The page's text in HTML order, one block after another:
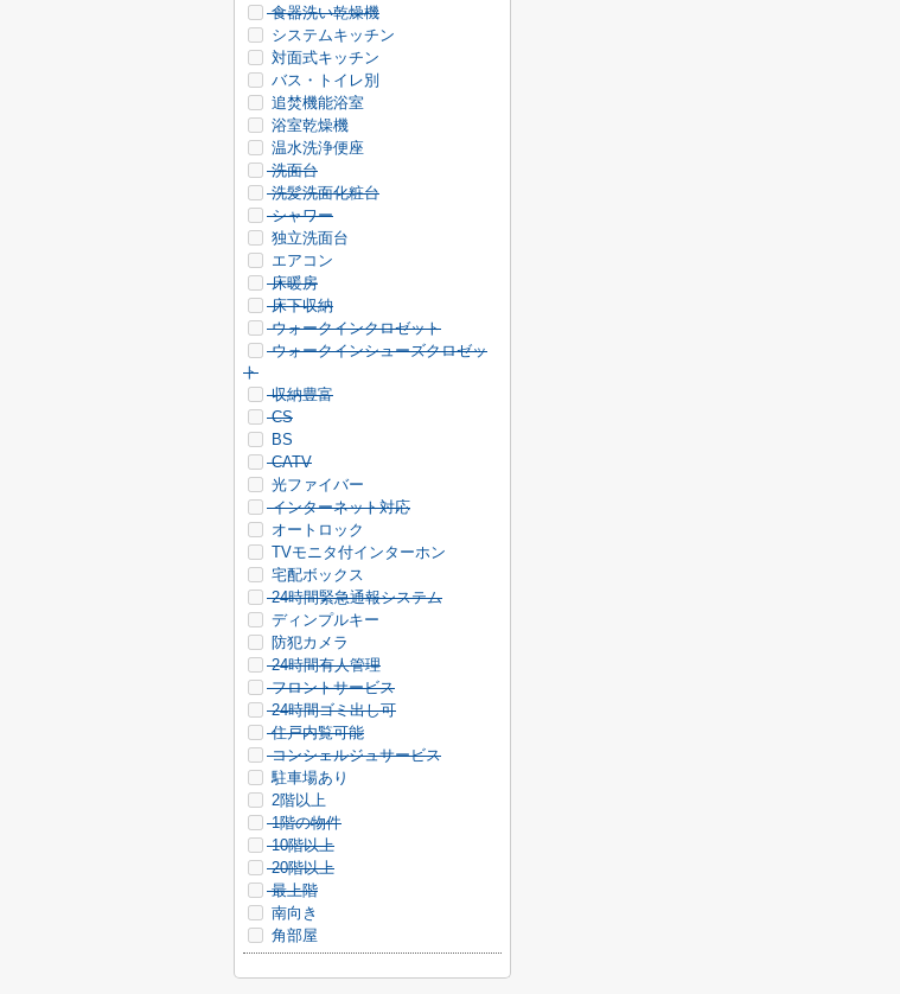
食器洗い乾燥機
システムキッチン
対面式キッチン
バス・トイレ別
追焚機能浴室
浴室乾燥機
温水洗浄便座
洗面台
洗髪洗面化粧台
シャワー
独立洗面台
エアコン
床暖房
床下収納
ウォークインクロゼット
ウォークインシューズクロゼッ
ト
収納豊富
CS
BS
CATV
光ファイバー
インターネット対応
オートロック
TVモニタ付インターホン
宅配ボックス
24時間緊急通報システム
ディンプルキー
防犯カメラ
24時間有人管理
フロントサービス
24時間ゴミ出し可
住戸内覧可能
コンシェルジュサービス
駐車場あり
2階以上
1階の物件
10階以上
20階以上
最上階
南向き
角部屋